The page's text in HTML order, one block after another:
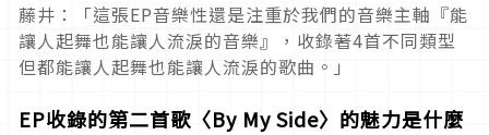
藤井：「這張EP音樂性還是注重於我們的音樂主軸『能
讓人起舞也能讓人流淚的音樂』，收錄著4首不同類型
但都能讓人起舞也能讓人流淚的歌曲。」
EP收錄的第二首歌〈By My Side〉的魅力是什麼